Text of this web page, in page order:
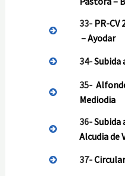
33- PR-CV
– Ayodar
34-Subida
35-
Mediodia
36-Subida
Alcudia de
37-